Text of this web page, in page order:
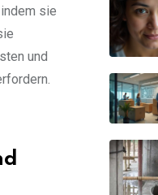
sie
und